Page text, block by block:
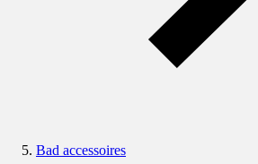
Bad accessoires